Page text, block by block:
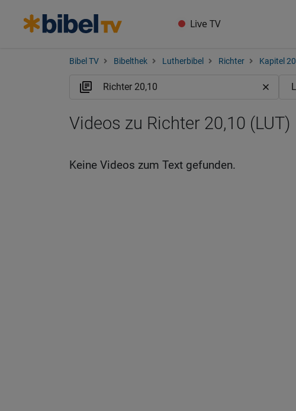
Live TV
Bibel TV Bibelthek Lutherbibel Richter Kapitel 20
Videos zu Richter 20,10 (LUT)
Keine Videos zum Text gefunden.